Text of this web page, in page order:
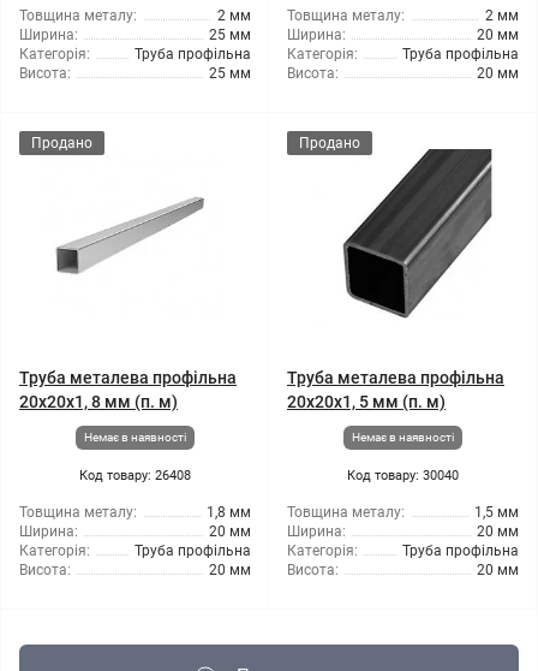
Товщина металу:
2 мм
Ширина:
25 мм
Категорія:
Труба профільна
Висота:
25 мм
Товщина металу:
2 мм
Ширина:
20 мм
Категорія:
Труба профільна
Висота:
20 мм
Продано
Труба металева профільна
20x20x1, 8 мм (п. м)
Немає в наявності
Код товару: 26408
Товщина металу:
1,8 мм
Ширина:
20 мм
Категорія:
Труба профільна
Висота:
20 мм
Продано
Труба металева профільна
20x20x1, 5 мм (п. м)
Немає в наявності
Код товару: 30040
Товщина металу:
1,5 мм
Ширина:
20 мм
Категорія:
Труба профільна
Висота:
20 мм